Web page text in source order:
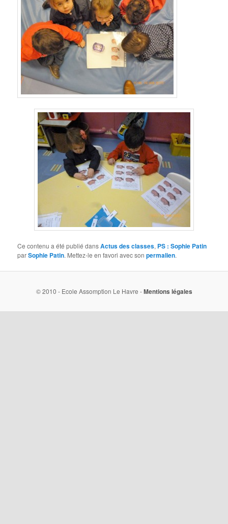
Ce contenu a été publié dansActus des classes, PS : Sophie Patin
parSophie Patin. Mettez-le en favori avec sonpermalien.
© 2010 - Ecole Assomption Le Havre -Mentions légales